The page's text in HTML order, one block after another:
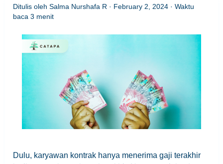
Ditulis oleh Salma Nurshafa R · February 2, 2024 · Waktu
baca 3 menit
Dulu, karyawan kontrak hanya menerima gaji terakhir